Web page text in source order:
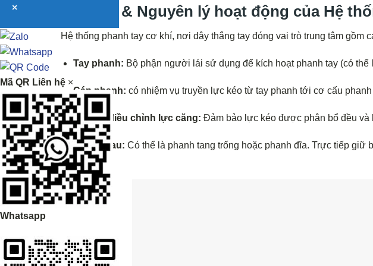
Cấu tạo & Nguyên lý hoạt động của Hệ
Hệ thống phanh tay cơ khí, nơi dây thắng tay đóng vai trò trung tâm gồm
Tay phanh: Bộ phận người lái sử dụng để kích hoạt phanh tay (có thể
Cáp phanh: có nhiệm vụ truyền lực kéo từ tay phanh tới cơ cấu
Cơ cấu điều chỉnh lực căng: Đảm bảo lực kéo được phân bổ đều và
Phanh sau: Có thể là phanh tang trống hoặc phanh đĩa. Trực tiếp giữ
hoạt.
×
Mã QR Liên hệ ×
Whatsapp